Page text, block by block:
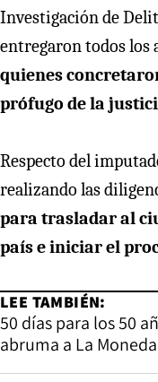
Investigación de
entregaron todos los
quienes
prófugo de la
Respecto del
realizando las
para trasladar al
país e iniciar el
LEE TAMBIÉN:
50 días para los 50
abruma a La Moneda